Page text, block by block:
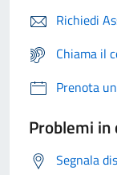
Richiedi
Chiama il
Prenota
Problemi
Segnala